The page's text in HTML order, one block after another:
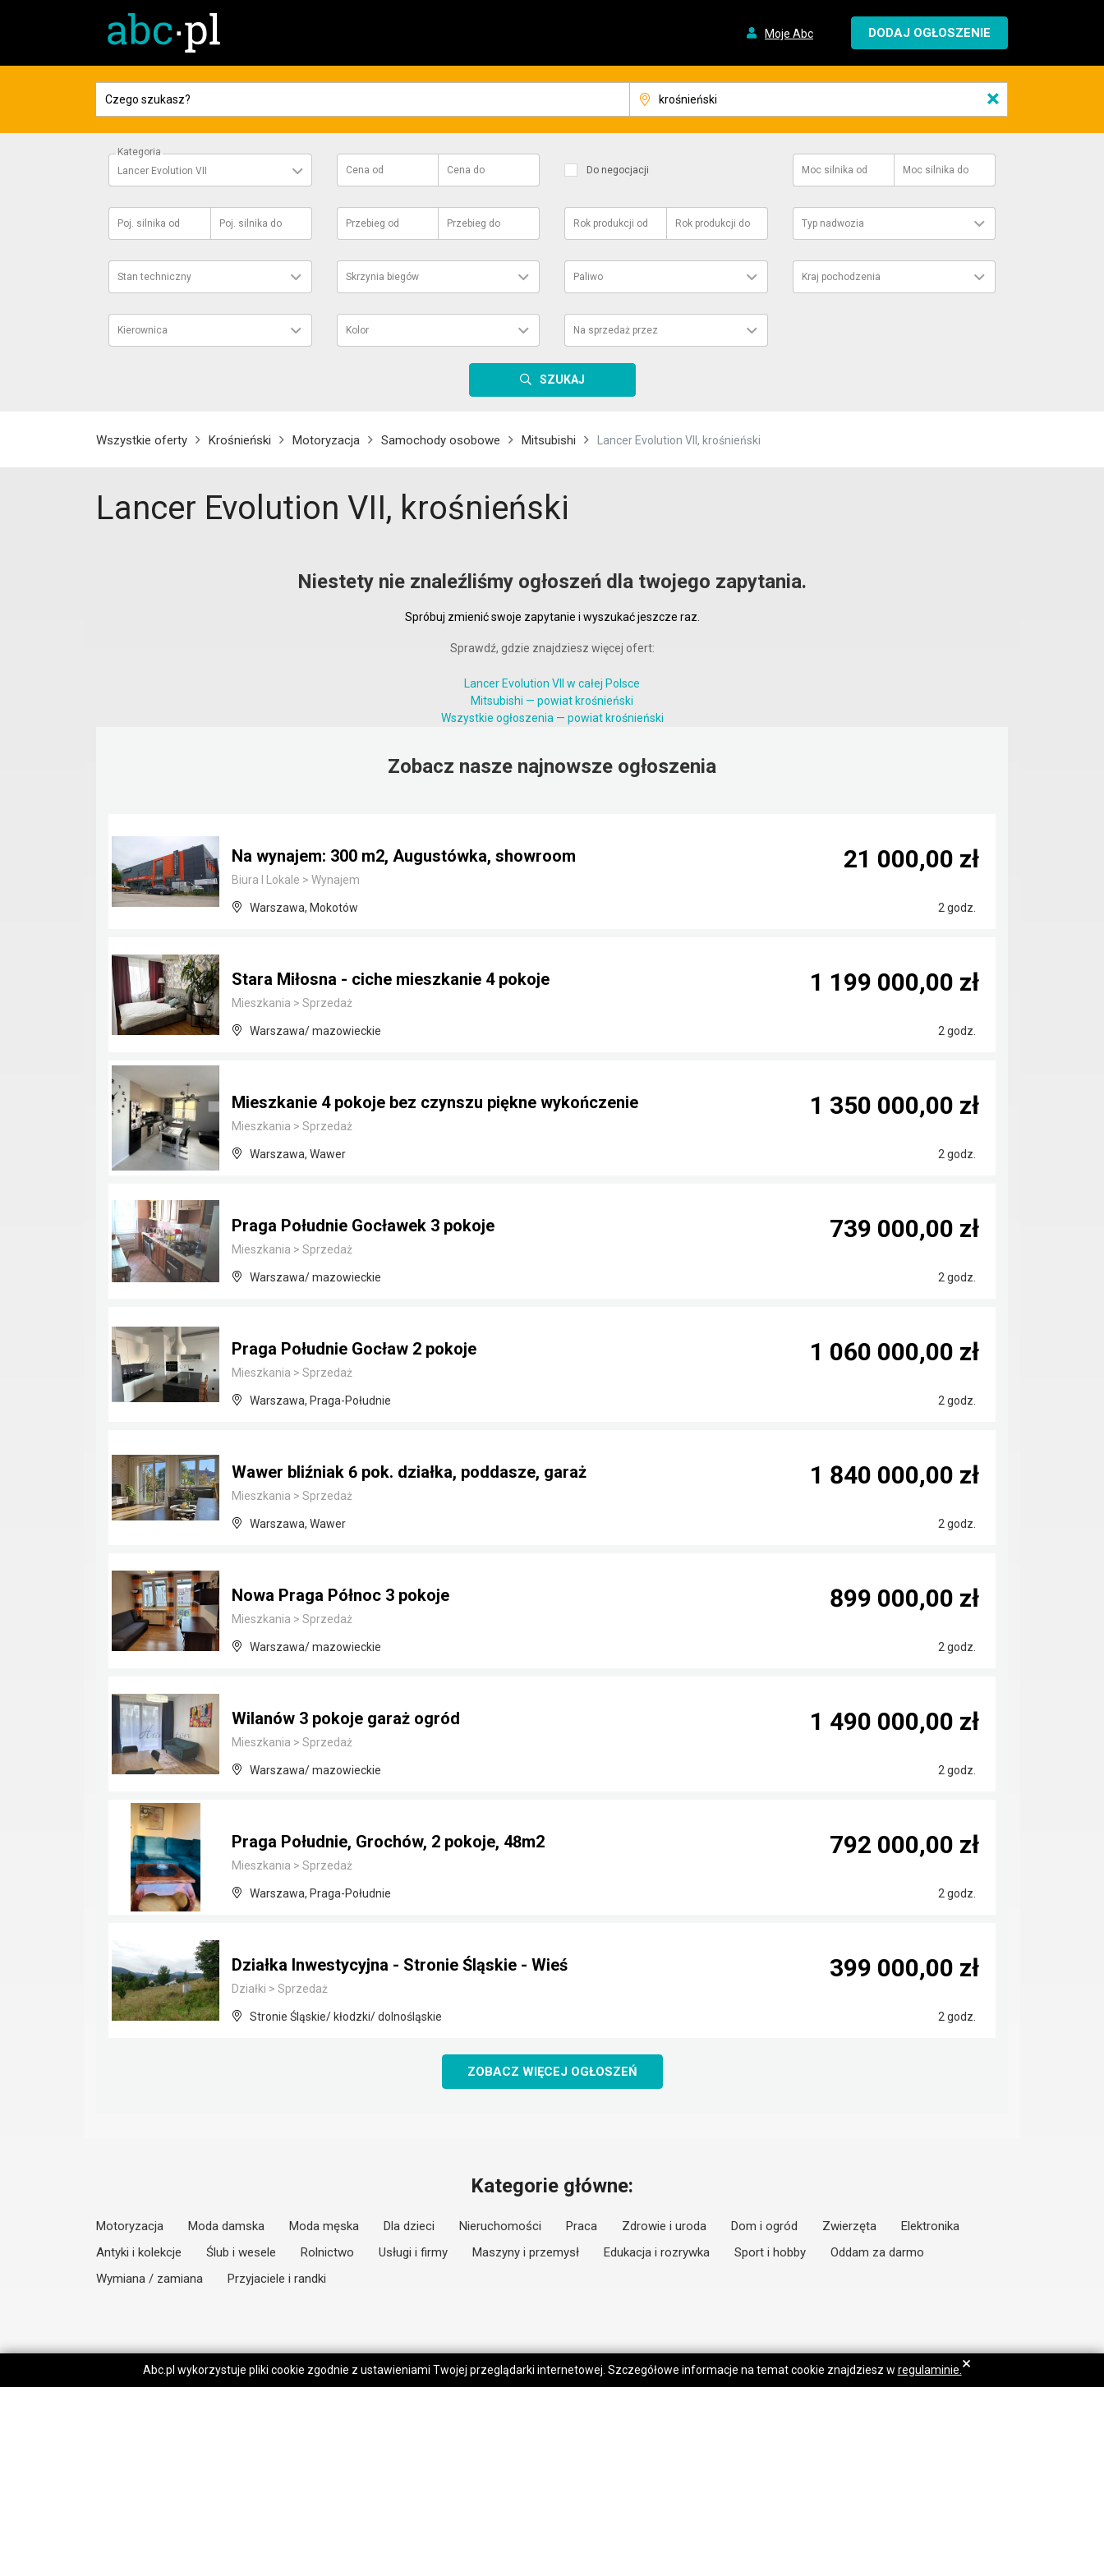
Moje Abc DODAJ OGŁOSZENIE
×
Kategoria
Lancer Evolution VII
Cena od Cena do Do negocjacji Moc silnika od Moc silnika do
Poj. silnika od Poj. silnika do Przebieg od Przebieg do Rok produkcji od Rok produkcji do Typ nadwozia
Stan techniczny Skrzynia biegów Paliwo Kraj pochodzenia
Kierownica Kolor Na sprzedaż przez
SZUKAJ
Wszystkie oferty Krośnieński Motoryzacja Samochody osobowe Mitsubishi Lancer Evolution VII, krośnieński
Lancer Evolution VII, krośnieński
Niestety nie znaleźliśmy ogłoszeń dla twojego zapytania.
Spróbuj zmienić swoje zapytanie i wyszukać jeszcze raz.
Sprawdź, gdzie znajdziesz więcej ofert:
Lancer Evolution VII w całej Polsce
Mitsubishi — powiat krośnieński
Wszystkie ogłoszenia — powiat krośnieński
Zobacz nasze najnowsze ogłoszenia
Na wynajem: 300 m2, Augustówka, showroom
Biura I Lokale > Wynajem
Warszawa, Mokotów 2 godz.
21 000,00 zł
Stara Miłosna - ciche mieszkanie 4 pokoje
Mieszkania > Sprzedaż
Warszawa/ mazowieckie 2 godz.
1 199 000,00 zł
Mieszkanie 4 pokoje bez czynszu piękne wykończenie
Mieszkania > Sprzedaż
Warszawa, Wawer 2 godz.
1 350 000,00 zł
Praga Południe Gocławek 3 pokoje
Mieszkania > Sprzedaż
Warszawa/ mazowieckie 2 godz.
739 000,00 zł
Praga Południe Gocław 2 pokoje
Mieszkania > Sprzedaż
Warszawa, Praga-Południe 2 godz.
1 060 000,00 zł
Wawer bliźniak 6 pok. działka, poddasze, garaż
Mieszkania > Sprzedaż
Warszawa, Wawer 2 godz.
1 840 000,00 zł
Nowa Praga Północ 3 pokoje
Mieszkania > Sprzedaż
Warszawa/ mazowieckie 2 godz.
899 000,00 zł
Wilanów 3 pokoje garaż ogród
Mieszkania > Sprzedaż
Warszawa/ mazowieckie 2 godz.
1 490 000,00 zł
Praga Południe, Grochów, 2 pokoje, 48m2
Mieszkania > Sprzedaż
Warszawa, Praga-Południe 2 godz.
792 000,00 zł
Działka Inwestycyjna - Stronie Śląskie - Wieś
Działki > Sprzedaż
Stronie Śląskie/ kłodzki/ dolnośląskie 2 godz.
399 000,00 zł
ZOBACZ WIĘCEJ OGŁOSZEŃ
Kategorie główne:
Motoryzacja Moda damska Moda męska Dla dzieci Nieruchomości Praca Zdrowie i uroda Dom i ogród Zwierzęta
Elektronika
Antyki i kolekcje
Ślub i wesele Rolnictwo Usługi i firmy Maszyny i przemysł Edukacja i rozrywka Sport i hobby
Oddam za darmo
Wymiana / zamiana
Przyjaciele i randki
Abc.pl wykorzystuje pliki cookie zgodnie z ustawieniami Twojej przeglądarki internetowej. Szczegółowe informacje na temat cookie znajdziesz w regulaminie. ×